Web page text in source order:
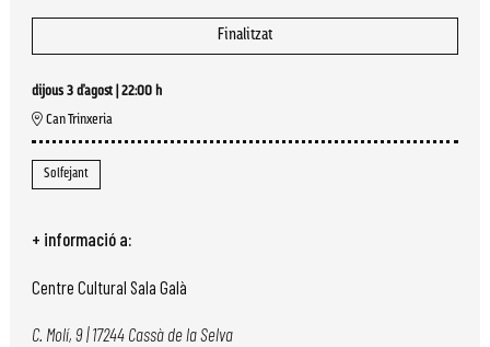
Finalitzat
dijous 3 d’agost
22:00 h
Can Trinxeria
Solfejant
+ informació a:
Centre Cultural Sala Galà
C. Molí, 9 | 17244 Cassà de la Selva